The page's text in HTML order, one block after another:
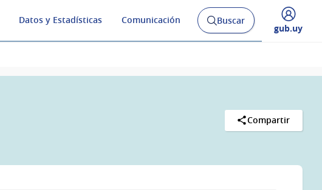
Datos y Estadísticas Comunicación
Abrir
buscador
Buscar
Desplegar
gub.uy
Compartir